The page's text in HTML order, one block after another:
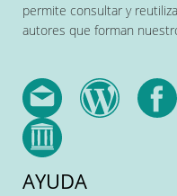
permite consultar y
autores que forman
AYUDA